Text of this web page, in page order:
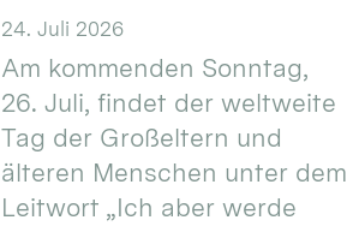
24. Juli 2026
Am kommenden Sonntag,
26. Juli, findet der weltweite
Tag der Großeltern und
älteren Menschen unter dem
Leitwort „Ich aber werde